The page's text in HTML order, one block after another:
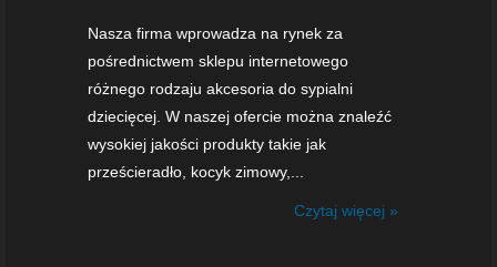
Nasza firma wprowadza na rynek za
pośrednictwem sklepu internetowego
różnego rodzaju akcesoria do sypialni
dziecięcej. W naszej ofercie można znaleźć
wysokiej jakości produkty takie jak
prześcieradło, kocyk zimowy,...
Czytaj więcej »